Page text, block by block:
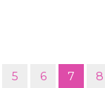
5 6 7 8